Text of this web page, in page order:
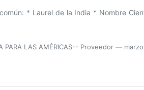
* Laurel de la India * Nombre
PARA LAS AMÉRICAS-- Proveedor —